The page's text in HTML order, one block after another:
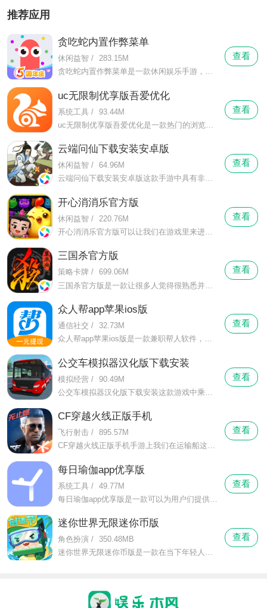
推荐应用
贪吃蛇内置作弊菜单
休闲益智 / 283.15M
贪吃蛇内置作弊菜单是一款休闲娱乐手游，你能够在这里体会到十分休闲的游戏节奏，在这里你不仅与别人比较各种策略运用，还有各种手速的比拼。贪吃蛇内置作弊菜单在这里你将操控一条小蛇，并帮助它不断的成长，你可以让它随意的移动，并通过吃各种小圆点来逐渐变长变大。
查看
uc无限制优享版吾爱优化
系统工具 / 93.44M
uc无限制优享版吾爱优化是一款热门的浏览应用，在这里有丰富的资源等你来体验，让你在这里一个软件了解天下时事的同时还能够帮助你查询各种资料，更可以在这里看尽各种自己想看的视频、小说内容。uc无限制优享版吾爱优化在这里有最快的搜索速度，强大的资源，让你自由搜索，享受在这里观看的乐趣。
查看
云端问仙下载安装安卓版
休闲益智 / 64.96M
云端问仙下载安装安卓版这款手游中具有非常罕见的宝物的获取玩法，在这款游戏，玩家们可以获取 多种宝物，像是玄灵之宝，像是通天之宝，像是玄天之宝。
查看
开心消消乐官方版
休闲益智 /
220.76M
开心消消乐官方版可以让我们在游戏里来进行简单的消除游戏，这里的游戏玩法非常的简单，我们只要在每一个关卡里来移动可爱的动物头像即可，只要数量达到要求就能够把它们给消除掉，而且相同的头像越多的话，消除的数量也会越多，不同的数量被消除的时候还会触发不同的效果。
查看
三国杀官方版
策略卡牌 / 699.06M
三国杀官方版是一款让很多人觉得很熟悉并且有些怀念的手机卡牌类游戏，我们在这里来玩游戏的时候分配到的身份是随机的，每一个身份的任务都是不同的，我们在拿到身份的时候也要不断的来分析场上的局势，通过攻击和自己的判断来知道谁和自己是属于同一个阵营的，如果是敌人的话就要想办法来解决掉对方。
查看
众人帮app苹果ios版
通信社交 /
32.73M
众人帮app苹果ios版是一款兼职帮人软件，在这里你可以用手机轻松赚点小钱，有丰富的任务类型，你可以在这里通过各种人物赚钱，像是填写调查问卷，或是关注微信公众号，试用各种微信小程序，众人帮app苹果ios版你还能随时试玩各种游戏来赚钱，让你边玩边赚钱。
查看
公交车模拟器汉化版下载安装
模拟经营 / 90.49M
查看
CF穿越火线正版手机
飞行射击 / 895.57M
CF穿越火线正版手机手游上我们在运输船这种长方形地形形状的团队中也可以手雷对战，模式中我们被杀死了也可以通过一个手雷向对面宣告自己又回来了。
查看
每日瑜伽app优享版
系统工具 / 49.77M
每日瑜伽app优享版是一款可以为用户们提供专业的瑜伽健身课程的手机软件，现在瑜伽作为当代最热门的、最受人们喜爱的健身方式，它具有的优点是在做瑜伽的过程中占用空间小，而且动作舒缓慢，可以在室内进行练习等。
查看
迷你世界无限迷你币版
角色扮演 /
350.48MB
迷你世界无限迷你币版是一款在当下年轻人中非常热门火爆的超人气自由建造沙盒类手游。在这里你是世界的造物主，所有的一切都将随着你的心意呈现。玩家可以选择建造城市或者家园，以及其他任何你想要建造的建筑。
查看